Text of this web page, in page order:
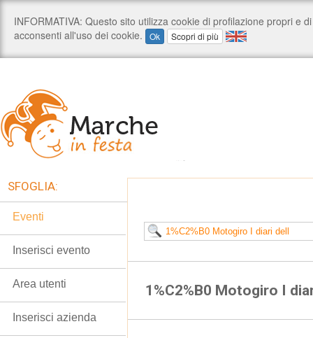
1%C2%B0 Motogiro I
SFOGLIA:
Eventi
Inserisci evento
Area utenti
Inserisci azienda